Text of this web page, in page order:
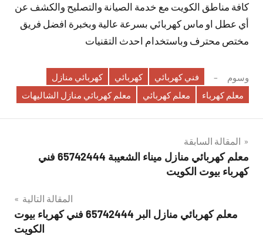
كافة مناطق الكويت مع خدمة الصيانة والتصليح والكشف عن
أي عطل او ماس كهربائي بسرعة عالية وبخبرة افضل فريق
مختص محترف وباستخدام احدث التقنيات
وسوم فني كهربائي كهربائي
كهربائي منازل
معلم كهرباء
معلم كهربائي معلم كهربائي منازل الشاليهات
تصفّح
المقالات
المقالة السابقة
معلم كهربائي منازل ميناء الشعيبة 65742444 فني
كهرباء بيوت الكويت
المقالة التالية
معلم كهربائي منازل البر 65742444 فني كهرباء بيوت
الكويت